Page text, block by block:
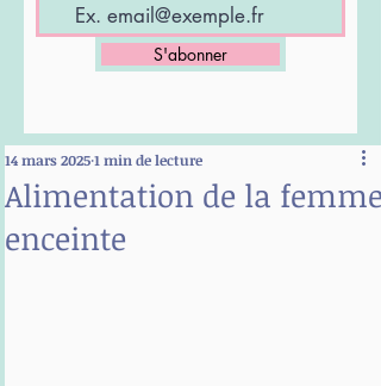
S'abonner
Alimentation de la femme
enceinte
14 mars 20251 min de lecture